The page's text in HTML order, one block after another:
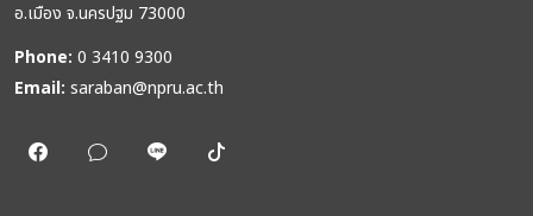
อ.เมือง จ.นครปฐม 73000
Phone: 0 3410 9300
Email: saraban@npru.ac.th